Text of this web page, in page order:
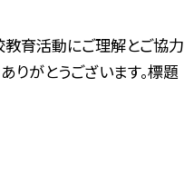
育活動にご理解とご協力
りがとうございます。標題